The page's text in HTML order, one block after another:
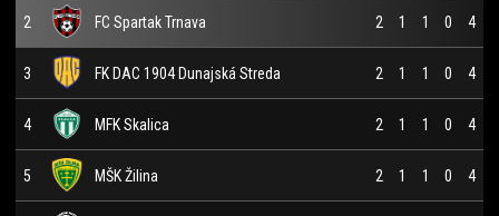
2 FC Spartak Trnava 2 1 1 0 4
3 FK DAC 1904 Dunajská Streda 2 1 1 0 4
4 MFK Skalica 2 1 1 0 4
5 MŠK Žilina 2 1 1 0 4